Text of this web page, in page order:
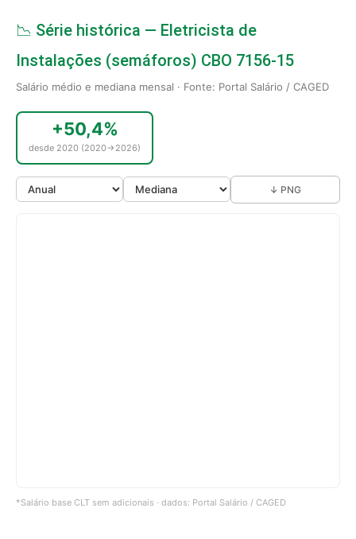
📉 Série histórica — Eletricista de
Instalações (semáforos) CBO 7156-15
Salário médio e mediana mensal · Fonte: Portal Salário / CAGED
+50,4%
desde 2020 (2020→2026)
↓ PNG
*Salário base CLT sem adicionais · dados: Portal Salário / CAGED